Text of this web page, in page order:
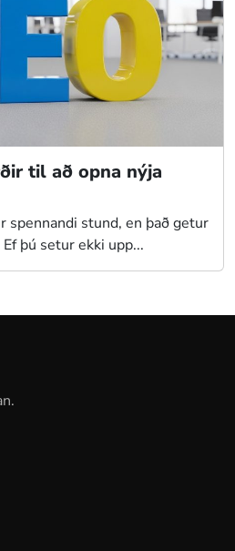
til að opna nýja
spennandi stund, en það getur
þú setur ekki upp...